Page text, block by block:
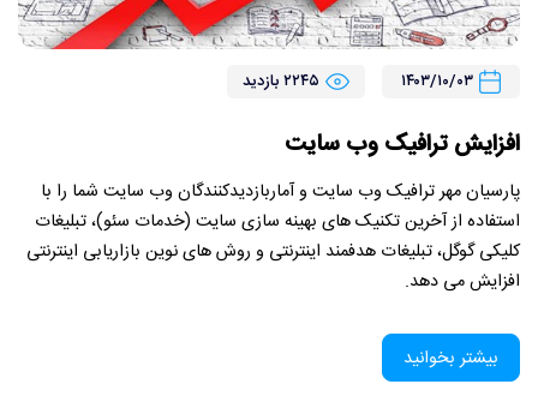
۱۴۰۳/۱۰/۰۳ ۲۲۴۵ بازدید
افزایش ترافیک وب سایت
پارسیان مهر ترافیک وب سایت و آماربازدیدکنندگان وب سایت شما را با
استفاده از آخرین تکنیک های بهینه سازی سایت (خدمات سئو)، تبلیغات
کلیکی گوگل، تبلیغات هدفمند اینترنتی و روش های نوین بازاریابی اینترنتی
افزایش می دهد.
بیشتر بخوانید